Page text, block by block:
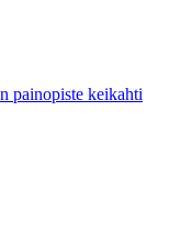
painopiste keikahti